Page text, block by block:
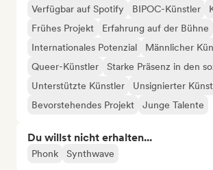
Verfügbar auf Spotify BIPOC-Künstler
Frühes Projekt
Erfahrung auf der Bühne
Internationales Potenzial
Männlicher
Queer-Künstler
Starke Präsenz in den
Unterstützte Künstler
Unsignierter
Bevorstehendes Projekt
Junge Talente
Du willst nicht erhalten...
Phonk Synthwave